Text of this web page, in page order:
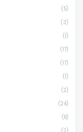
(5)
(3)
(1)
(17)
(17)
(1)
(2)
(24)
(8)